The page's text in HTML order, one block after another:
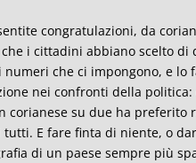
congratulazioni, da
i cittadini abbiano scelto di
che ci impongono, e lo
nei confronti della
su due ha preferito
E fare finta di niente, o
di un paese sempre più